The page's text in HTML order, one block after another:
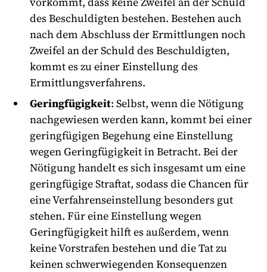
des Beschuldigten bestehen. Bestehen auch
nach dem Abschluss der Ermittlungen noch
Zweifel an der Schuld des Beschuldigten,
kommt es zu einer Einstellung des
Ermittlungsverfahrens.
Geringfügigkeit: Selbst, wenn die Nötigung
nachgewiesen werden kann, kommt bei einer
geringfügigen Begehung eine Einstellung
wegen Geringfügigkeit in Betracht. Bei der
Nötigung handelt es sich insgesamt um eine
geringfügige Straftat, sodass die Chancen für
eine Verfahrenseinstellung besonders gut
stehen. Für eine Einstellung wegen
Geringfügigkeit hilft es außerdem, wenn
keine Vorstrafen bestehen und die Tat zu
keinen schwerwiegenden Konsequenzen